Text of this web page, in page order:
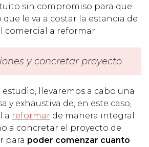
sin compromiso para que
le va a costar la estancia de
comercial a reformar.
y concretar proyecto
estudio, llevaremos a cabo una
y exhaustiva de, en este caso,
a reformar de manera integral
a concretar el proyecto de
para poder comenzar cuanto